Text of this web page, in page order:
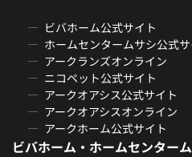
ビバホーム公式サイト
ホームセンタームサシ公式
アークランズオンライン
ニコペット公式サイト
アークオアシス公式サイト
アークオアシスオンライン
アークホーム公式サイト
ビバホーム・ホームセンター